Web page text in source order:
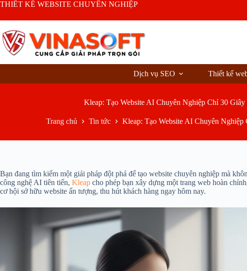
Chuyển
phần
nội
dung
THIẾT KẾ WEBSITE CHUYÊN NGHIỆP
Dịch vụ SEO Thiết kế
Kleap: Tạo Website AI Chuyên Nghiệp Chỉ 30
Trang chủ Tin tức Kleap: Tạo Website AI Chuyên
Bạn đang tìm kiếm một giải pháp đột phá để tạo website chuyên nghiệp mà
công nghệ AI tiên tiến, Kleap cho phép bạn xây dựng một trang web hoàn
cơ hội sở hữu website ấn tượng, thu hút khách hàng ngay hôm nay.